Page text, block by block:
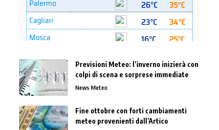
Previsioni Meteo: l’inverno inizierà con
colpi di scena e sorprese immediate
News Meteo
Fine ottobre con forti cambiamenti
meteo provenienti dall’Artico